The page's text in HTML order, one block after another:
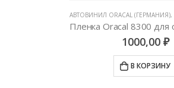
АВТОВИНИЛ ORACAL (ГЕРМАНИЯ),
1000,00 ₽
В КОРЗИНУ